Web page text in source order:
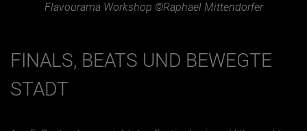
Flavourama Workshop ©Raphael Mittendorfer
FINALS, BEATS UND BEWEGTE
STADT